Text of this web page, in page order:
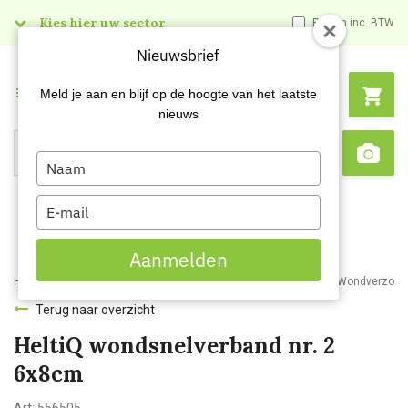
Kies hier uw sector Prijzen inc. BTW
Search
Menu
Home Webshop Veiligheidsartikelen Bedrijfshulpverlening
Terug naar overzicht
HeltiQ wondsnelverband nr. 2
6x8cm
Nieuwsbrief
Meld je aan en blijf op de hoogte van het laatste
nieuws
Type
your
name
Type
your
email
Aanmelden